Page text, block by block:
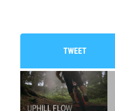
TWEET